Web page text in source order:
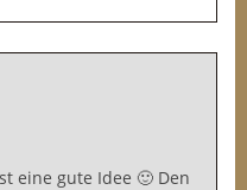
eine gute Idee 🙂 Den